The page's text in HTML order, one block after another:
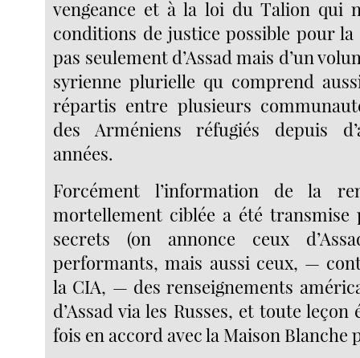
vengeance et à la loi du Talion qui
conditions de justice possible pour la
pas seulement d’Assad mais d’un
syrienne plurielle qu comprend
répartis entre plusieurs
des Arméniens réfugiés depuis
années.
Forcément l’information de la
mortellement ciblée a été transmise
secrets (on annonce ceux
performants, mais aussi ceux, —
la CIA, — des renseignements
d’Assad via les Russes, et toute
fois en accord avec la Maison Blanche